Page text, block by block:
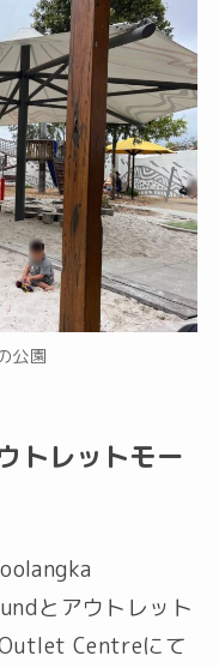
公園
トレットモー
とアウトレット
Centreにて